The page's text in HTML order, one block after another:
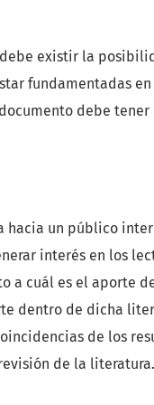
existir la
fundamentadas
debe
hacia un público
interés en los
a cuál es el aporte
dentro de dicha
de los
de la literatura.